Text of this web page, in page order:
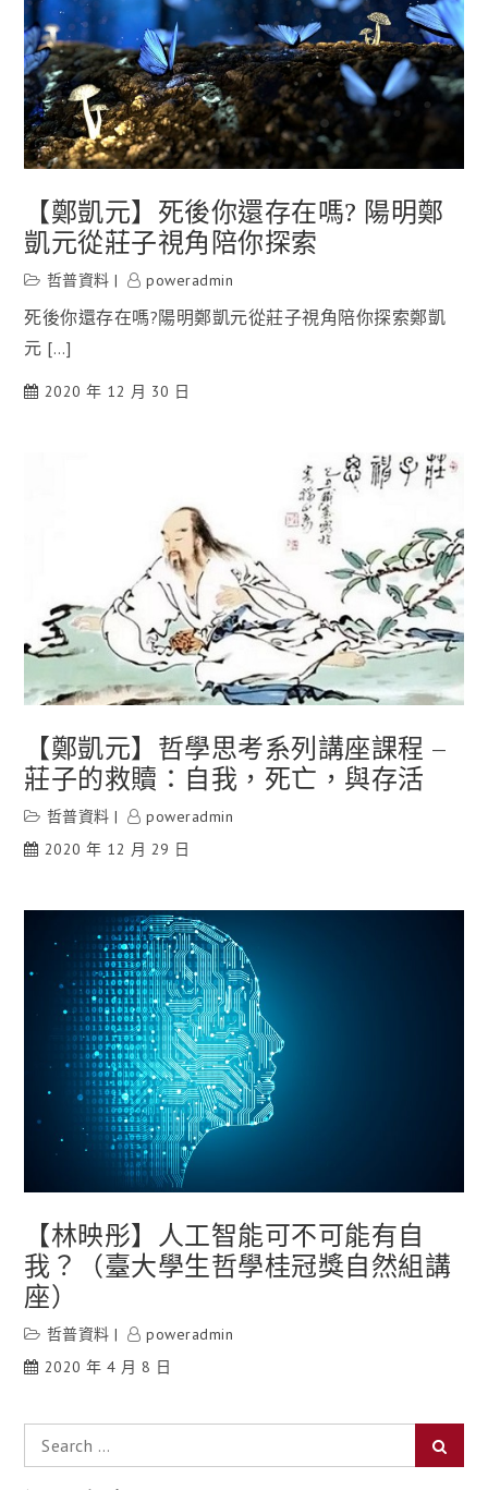
【鄭凱元】死後你還存在嗎? 陽明鄭
凱元從莊子視角陪你探索
哲普資料 poweradmin
死後你還存在嗎?陽明鄭凱元從莊子視角陪你探索鄭凱
元 […]
2020 年 12 月 30 日
【鄭凱元】哲學思考系列講座課程 –
莊子的救贖：自我，死亡，與存活
哲普資料
poweradmin
2020 年 12 月 29 日
【林映彤】人工智能可不可能有自
我？（臺大學生哲學桂冠獎自然組講
座）
哲普資料
poweradmin
2020 年 4 月 8 日
Search
for: